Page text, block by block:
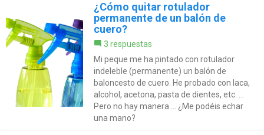
¿Cómo quitar rotulador
permanente de un balón de
cuero?
3 respuestas
Mi peque me ha pintado con rotulador
indeleble (permanente) un balón de
baloncesto de cuero. He probado con laca,
alcohol, acetona, pasta de dientes, etc. ...
Pero no hay manera ... ¿Me podéis echar
una mano?